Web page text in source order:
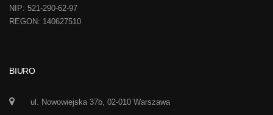
NIP: 521-290-62-97
REGON: 140627510
BIURO
ul. Nowowiejska 37b, 02-010 Warszawa